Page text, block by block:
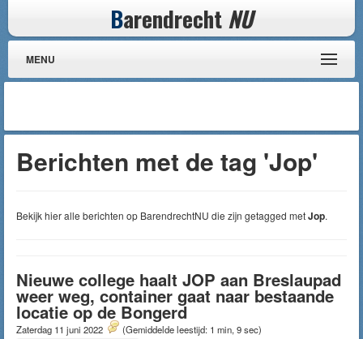
Barendrecht NU
MENU
Berichten met de tag 'Jop'
Bekijk hier alle berichten op BarendrechtNU die zijn getagged metJop.
Nieuwe college haalt JOP aan Breslaupad
weer weg, container gaat naar bestaande
locatie op de Bongerd
Zaterdag 11 juni 2022 (Gemiddelde leestijd: 1 min, 9 sec)